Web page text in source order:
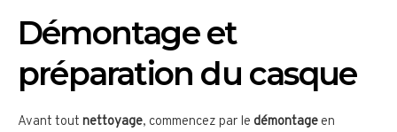
Démontage et
préparation du casque
Avant tout nettoyage, commencez par le démontage en